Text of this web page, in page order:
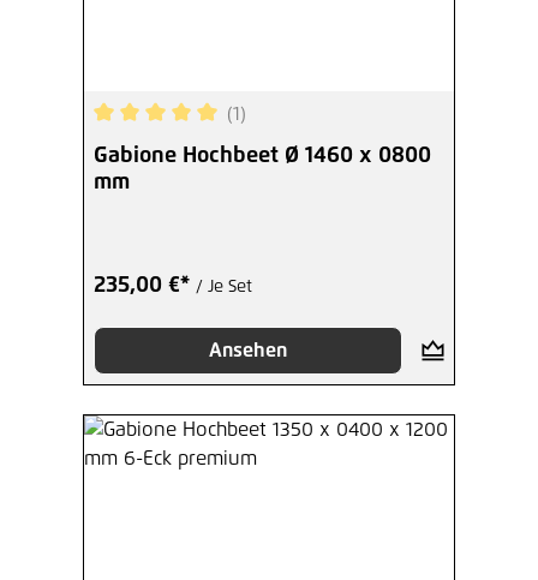
Durchschnittliche Bewertung von 5 von 5
(1)
Gabione Hochbeet Ø 1460 x 0800
mm
235,00 €* / Je Set
Ansehen